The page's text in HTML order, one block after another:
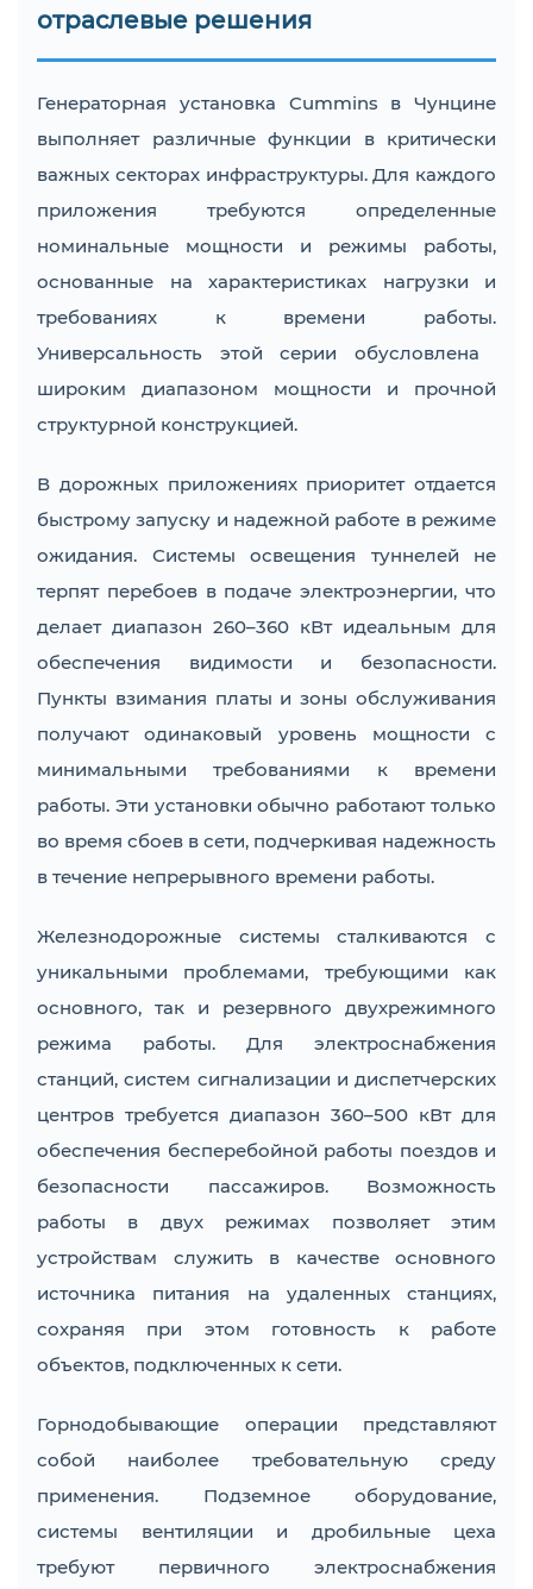
отраслевые решения
Генераторная установка Cummins в Чунцине
выполняет различные функции в критически
важных секторах инфраструктуры. Для каждого
приложения требуются определенные
номинальные мощности и режимы работы,
основанные на характеристиках нагрузки и
требованиях к времени работы.
Универсальность этой серии обусловлена ​​
широким диапазоном мощности и прочной
структурной конструкцией.
В дорожных приложениях приоритет отдается
быстрому запуску и надежной работе в режиме
ожидания. Системы освещения туннелей не
терпят перебоев в подаче электроэнергии, что
делает диапазон 260–360 кВт идеальным для
обеспечения видимости и безопасности.
Пункты взимания платы и зоны обслуживания
получают одинаковый уровень мощности с
минимальными требованиями к времени
работы. Эти установки обычно работают только
во время сбоев в сети, подчеркивая надежность
в течение непрерывного времени работы.
Железнодорожные системы сталкиваются с
уникальными проблемами, требующими как
основного, так и резервного двухрежимного
режима работы. Для электроснабжения
станций, систем сигнализации и диспетчерских
центров требуется диапазон 360–500 кВт для
обеспечения бесперебойной работы поездов и
безопасности пассажиров. Возможность
работы в двух режимах позволяет этим
устройствам служить в качестве основного
источника питания на удаленных станциях,
сохраняя при этом готовность к работе
объектов, подключенных к сети.
Горнодобывающие операции представляют
собой наиболее требовательную среду
применения. Подземное оборудование,
системы вентиляции и дробильные цеха
требуют первичного электроснабжения